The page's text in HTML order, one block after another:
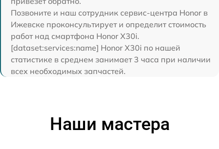
Позвоните и наш сотрудник сервис-центра Honor в
Ижевске проконсультирует и определит стоимость
работ над смартфона Honor X30i.
[dataset:services:name] Honor X30i по нашей
статистике в среднем занимает 3 часа при наличии
всех необходимых запчастей.
Наши мастера